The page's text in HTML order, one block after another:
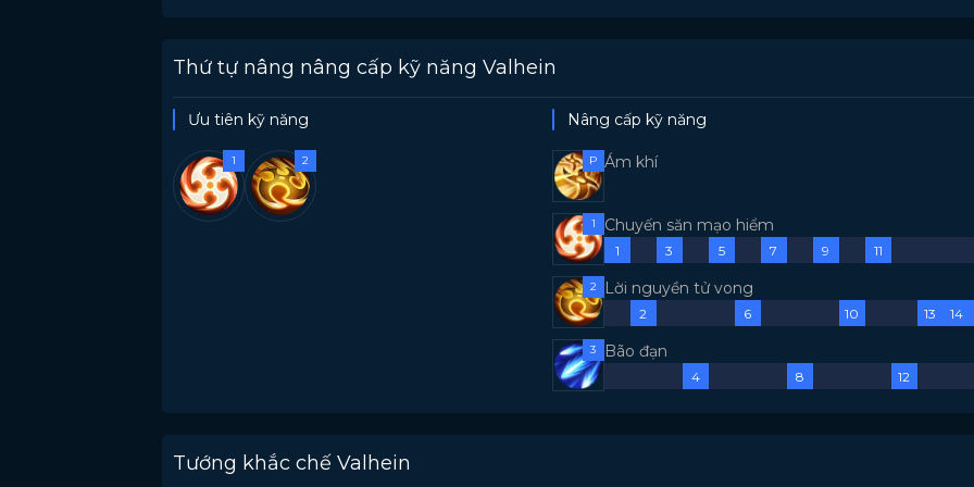
Thứ tự nâng nâng cấp kỹ năng Valhein
Ưu tiên kỹ năng
1 2
Nâng cấp kỹ năng
P Ám khí
1 Chuyến săn mạo hiểm
1 3 5 7 9 11
2 Lời nguyền tử vong
2 6 10 13 14
3 Bão đạn
4 8 12
Tướng khắc chế Valhein